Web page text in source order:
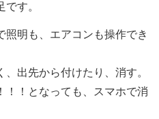
す。
明も、エアコンも操作でき
出先から付けたり、消す。
！！となっても、スマホで消